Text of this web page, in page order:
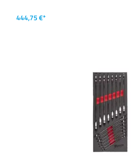
444,75 €*